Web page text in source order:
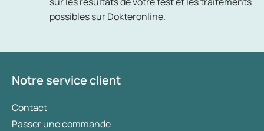
possibles surDokteronline.
Notre service client
Contact
Passer une commande